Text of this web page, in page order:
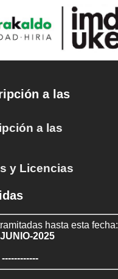
a las
a las
y Licencias
hasta esta fecha:
2025
------------